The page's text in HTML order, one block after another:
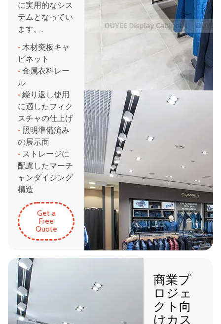
に実用的なシス
テムとなってい
ます。.
• 木材突板キャ
ビネット
• 金属衣料レー
ル
• 繰り返し使用
に適したフィク
スチャの仕上げ
• 照明準備済み
の展示面
• ストレージに
配慮したマーチ
ャンダイジング
構造
Get a
Free
Quote
商業プ
ロジェ
クト向
けカス